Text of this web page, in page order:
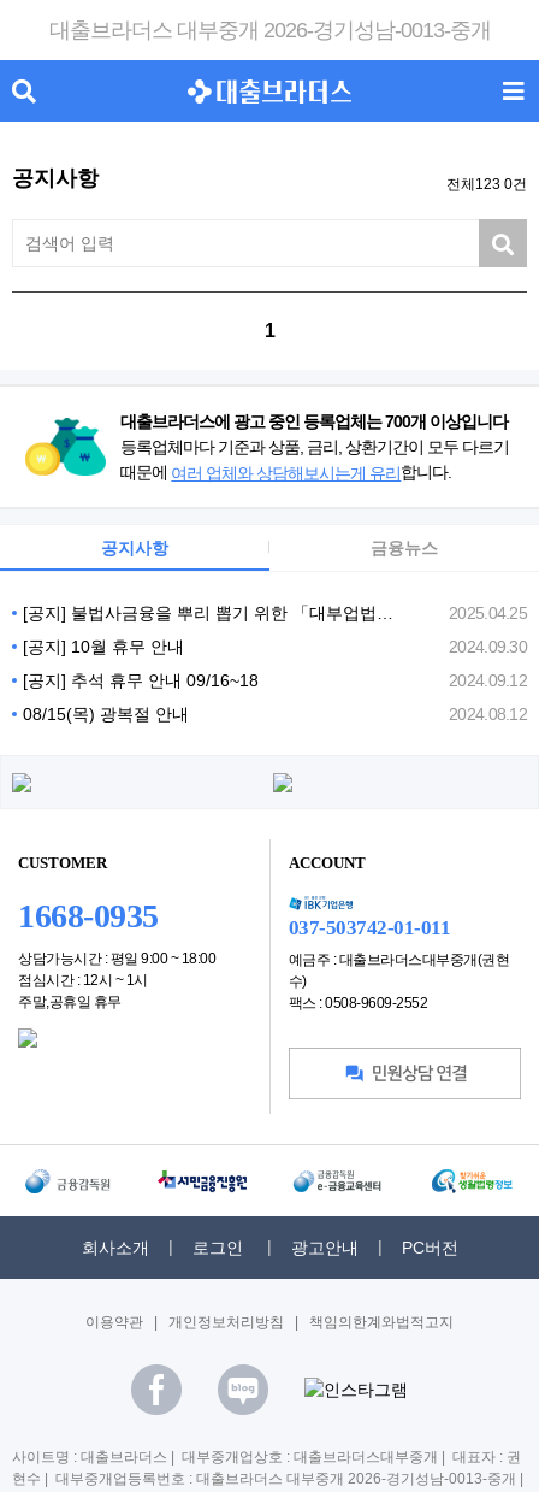
대출브라더스 대부중개 2026-경기성남-0013-중개
공지사항 전체123 0건
1
대출브라더스에 광고 중인 등록업체는 700개 이상입니다
등록업체마다 기준과 상품, 금리, 상환기간이 모두 다르기
때문에 여러 업체와 상담해보시는게 유리합니다.
공지사항 금융뉴스
[공지] 불법사금융을 뿌리 뽑기 위한 「대부업법」 개정안 (25년 7월)
2025.04.25
[공지] 10월 휴무 안내
2024.09.30
[공지] 추석 휴무 안내 09/16~18
2024.09.12
08/15(목) 광복절 안내
2024.08.12
CUSTOMER
1668-0935
상담가능시간 : 평일 9:00 ~ 18:00
점심시간 : 12시 ~ 1시
주말,공휴일 휴무
ACCOUNT
037-503742-01-011
예금주 : 대출브라더스대부중개(권현
수)
팩스 : 0508-9609-2552
회사소개 로그인 광고안내 PC버전
이용약관 개인정보처리방침 책임의한계와법적고지
사이트명 : 대출브라더스 | 대부중개업상호 : 대출브라더스대부중개 | 대표자 : 권
현수 | 대부중개업등록번호 : 대출브라더스 대부중개 2026-경기성남-0013-중개 |